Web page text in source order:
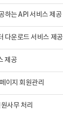
하는 API 서비스 제공
다운로드 서비스 제공
제공
이지 회원관리
사무 처리